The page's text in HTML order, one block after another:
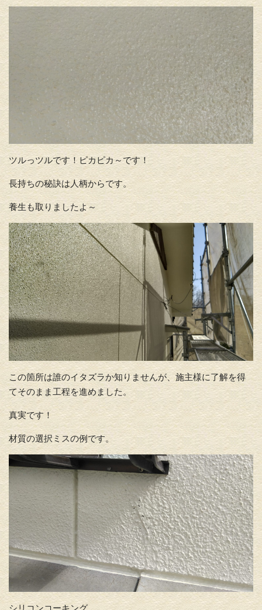
ツルっツルです！ピカピカ～です！
長持ちの秘訣は人柄からです。
養生も取りましたよ～
この箇所は誰のイタズラか知りませんが、施主様に了解を得
てそのまま工程を進めました。
真実です！
材質の選択ミスの例です。
シリコンコーキング